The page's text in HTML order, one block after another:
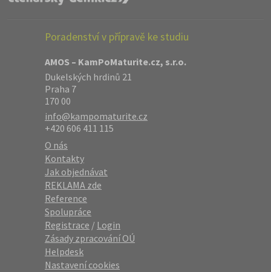
Poradenství v přípravě ke studiu
AMOS – KamPoMaturite.cz, s.r.o.
Dukelských hrdinů 21
Praha 7
170 00
info@kampomaturite.cz
+420 606 411 115
O nás
Kontakty
Jak objednávat
REKLAMA zde
Reference
Spolupráce
Registrace / Login
Zásady zpracování OÚ
Helpdesk
Nastavení cookies